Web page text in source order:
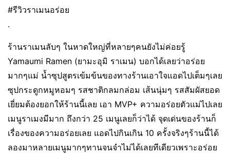
#รีวิวราเมนอร่อย
.
ร้านราเมนลับๆ ในหาดใหญ่ที่หลายๆคนยังไม่ค่อยรู้
Yamaumi Ramen (ยามะอุมิ ราเมน) บอกได้เลยว่าอร่อย
มากๆแม่ น้ำซุปสูตรเข้มข้นของทางร้านเอาใจแอดไปเต็มๆเลย
ซุปกระดูกหมูหอมๆ รสชาติกลมกล่อม เส้นนุ่มๆ รสสัมผัสยอด
เยี่ยมต้องยอกให้ร้านนี้เลย เอา MVP+ ความอร่อยตัวแม่ไปเลย
เมนูราเมงมีมาก ถึงกว่า 25 เมนูเลยก็ว่าได้ จุดเด่นของร้านก็
เรื่องของความอร่อยเลย แอดไปกินเกิน 10 ครั้งจริงๆร้านนี้ได้
ลองมาหลายเมนูมากๆทานจนจำไม่ได้เลยทีเดียวเพราะอร่อย